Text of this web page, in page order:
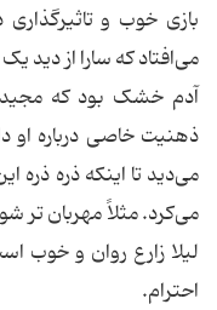
بازی خوب و تاثیرگذاری
می‌افتاد که سارا از دید
آدم خشک بود که مجید
ذهنیت خاصی درباره
می‌دید تا اینکه ذره ذره
می‌کرد. مثلاً مهربان‌ تر
لیلا زارع روان و خوب
احترام.